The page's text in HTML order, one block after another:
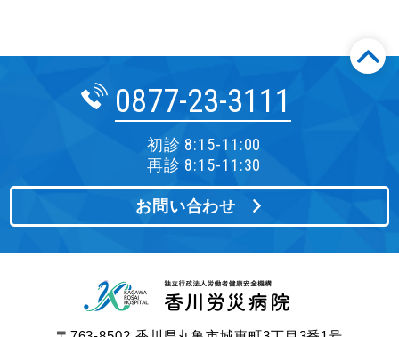
0877-23-3111
初診 8:15-11:00
再診 8:15-11:30
お問い合わせ